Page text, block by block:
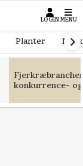
LOGIN MENU
Planter
konkurrence-